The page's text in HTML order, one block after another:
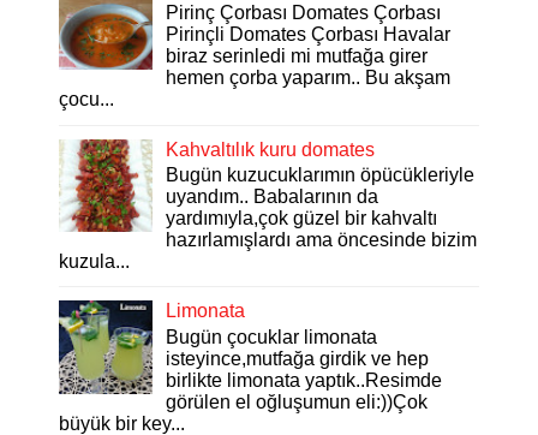
Pirinç Çorbası Domates Çorbası
Pirinçli Domates Çorbası Havalar
biraz serinledi mi mutfağa girer
hemen çorba yaparım.. Bu akşam
çocu...
Kahvaltılık kuru domates
Bugün kuzucuklarımın öpücükleriyle
uyandım.. Babalarının da
yardımıyla,çok güzel bir kahvaltı
hazırlamışlardı ama öncesinde bizim
kuzula...
Limonata
Bugün çocuklar limonata
isteyince,mutfağa girdik ve hep
birlikte limonata yaptık..Resimde
görülen el oğluşumun eli:))Çok
büyük bir key...